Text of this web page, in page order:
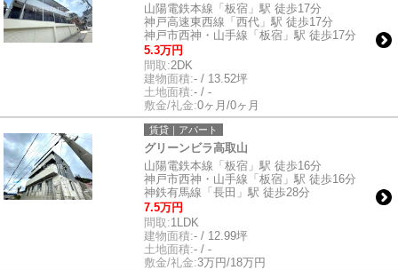
山陽電鉄本線「板宿」駅 徒歩17分
神戸高速東西線「西代」駅 徒歩17分
神戸市西神・山手線「板宿」駅 徒歩17分
5.3万円
間取:2DK
建物面積:- / 13.52坪
土地面積:- / -
敷金/礼金:0ヶ月/0ヶ月
賃貸｜アパート
グリーンビラ高取山
山陽電鉄本線「板宿」駅 徒歩16分
神戸市西神・山手線「板宿」駅 徒歩16分
神鉄有馬線「長田」駅 徒歩28分
7.5万円
間取:1LDK
建物面積:- / 12.99坪
土地面積:- / -
敷金/礼金:3万円/18万円